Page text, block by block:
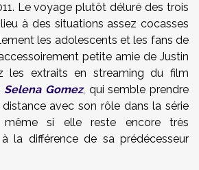
Le voyage plutôt déluré des trois
à des situations assez cocasses
les adolescents et les fans de
petite amie de Justin
les extraits en streaming du film
Selena Gomez, qui semble prendre
avec son rôle dans la série
même si elle reste encore très
à la différence de sa prédécesseur